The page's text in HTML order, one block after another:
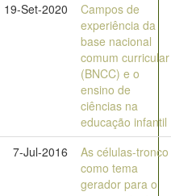
19-Set-2020
Campos de
experiência da
base nacional
comum curricular
(BNCC) e o
ensino de
ciências na
educação infantil
7-Jul-2016
As células-tronco
como tema
gerador para o